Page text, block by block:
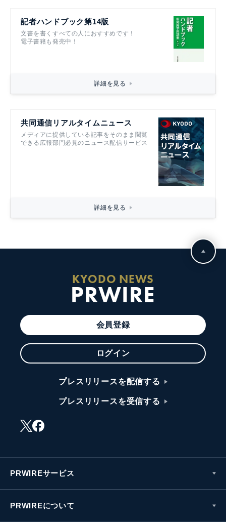
記者ハンドブック第14版
文書を書くすべての人におすすめです！
電子書籍も発売中！
詳細を見る
共同通信リアルタイムニュース
メディアに提供している記事をそのまま閲覧
できる広報部門必見のニュース配信サービス
詳細を見る
KYODO NEWS
PRWIRE
会員登録
ログイン
プレスリリースを配信する
プレスリリースを受信する
PRWIREサービス
PRWIREについて